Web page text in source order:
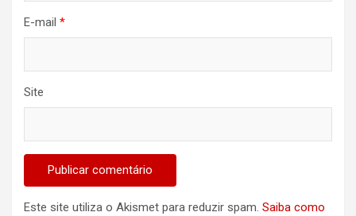
E-mail *
Site
Este site utiliza o Akismet para reduzir spam. Saiba como